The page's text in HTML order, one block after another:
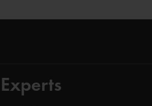
Experts